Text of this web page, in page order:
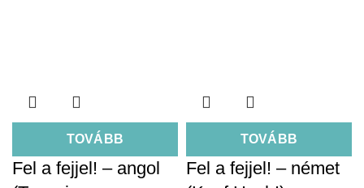
TOVÁBB
Fel a fejjel! – angol
TOVÁBB
Fel a fejjel! – német